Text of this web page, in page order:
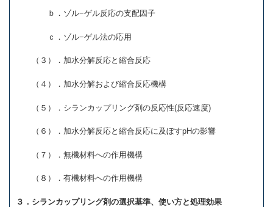
ｂ．ゾル−ゲル反応の支配因子
ｃ．ゾル−ゲル法の応用
（３）．加水分解反応と縮合反応
（４）．加水分解および縮合反応機構
（５）．シランカップリング剤の反応性(反応速度)
（６）．加水分解反応と縮合反応に及ぼすpHの影響
（７）．無機材料への作用機構
（８）．有機材料への作用機構
３．シランカップリング剤の選択基準、使い方と処理効果